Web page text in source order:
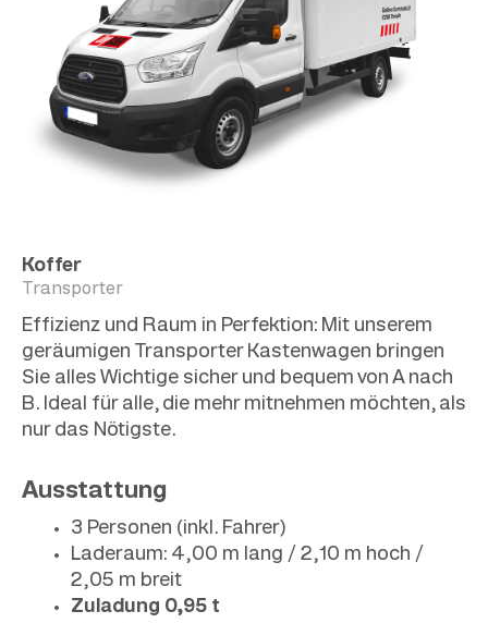
Koffer
Transporter
Effizienz und Raum in Perfektion: Mit unserem
geräumigen Transporter Kastenwagen bringen
Sie alles Wichtige sicher und bequem von A nach
B. Ideal für alle, die mehr mitnehmen möchten, als
nur das Nötigste.
Ausstattung
3 Personen (inkl. Fahrer)
Laderaum: 4,00 m lang / 2,10 m hoch /
2,05 m breit
Zuladung 0,95 t